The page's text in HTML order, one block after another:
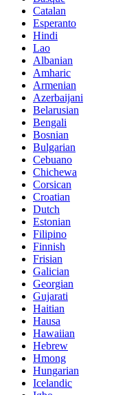
Catalan
Esperanto
Hindi
Lao
Albanian
Amharic
Armenian
Azerbaijani
Belarusian
Bengali
Bosnian
Bulgarian
Cebuano
Chichewa
Corsican
Croatian
Dutch
Estonian
Filipino
Finnish
Frisian
Galician
Georgian
Gujarati
Haitian
Hausa
Hawaiian
Hebrew
Hmong
Hungarian
Icelandic